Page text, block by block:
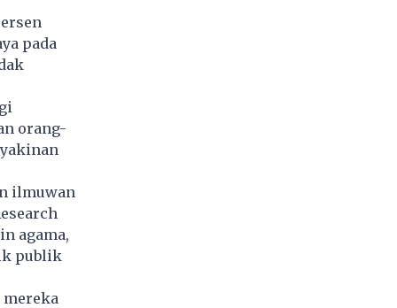
pada
orang-
ilmuwan
agama,
publik